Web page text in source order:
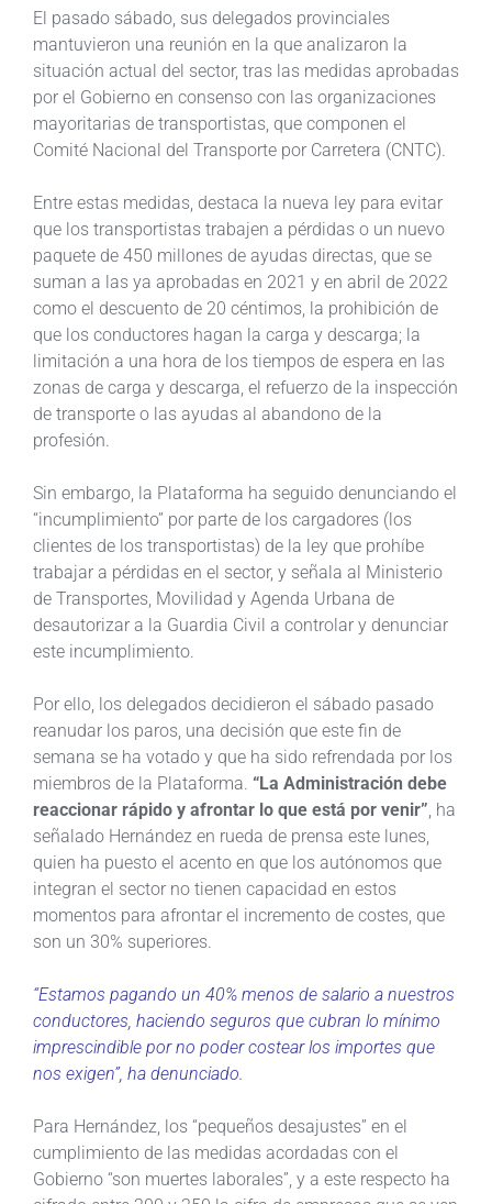
El pasado sábado, sus delegados provinciales
mantuvieron una reunión en la que analizaron la
situación actual del sector, tras las medidas aprobadas
por el Gobierno en consenso con las organizaciones
mayoritarias de transportistas, que componen el
Comité Nacional del Transporte por Carretera (CNTC).
Entre estas medidas, destaca la nueva ley para evitar
que los transportistas trabajen a pérdidas o un nuevo
paquete de 450 millones de ayudas directas, que se
suman a las ya aprobadas en 2021 y en abril de 2022
como el descuento de 20 céntimos, la prohibición de
que los conductores hagan la carga y descarga; la
limitación a una hora de los tiempos de espera en las
zonas de carga y descarga, el refuerzo de la inspección
de transporte o las ayudas al abandono de la
profesión.
Sin embargo, la Plataforma ha seguido denunciando el
“incumplimiento” por parte de los cargadores (los
clientes de los transportistas) de la ley que prohíbe
trabajar a pérdidas en el sector, y señala al Ministerio
de Transportes, Movilidad y Agenda Urbana de
desautorizar a la Guardia Civil a controlar y denunciar
este incumplimiento.
Por ello, los delegados decidieron el sábado pasado
reanudar los paros, una decisión que este fin de
semana se ha votado y que ha sido refrendada por los
miembros de la Plataforma. “La Administración debe
reaccionar rápido y afrontar lo que está por venir” , ha
señalado Hernández en rueda de prensa este lunes,
quien ha puesto el acento en que los autónomos que
integran el sector no tienen capacidad en estos
momentos para afrontar el incremento de costes, que
son un 30% superiores.
“Estamos pagando un 40% menos de salario a nuestros
conductores, haciendo seguros que cubran lo mínimo
imprescindible por no poder costear los importes que
nos exigen”, ha denunciado.
Para Hernández, los “pequeños desajustes” en el
cumplimiento de las medidas acordadas con el
Gobierno “son muertes laborales”, y a este respecto ha